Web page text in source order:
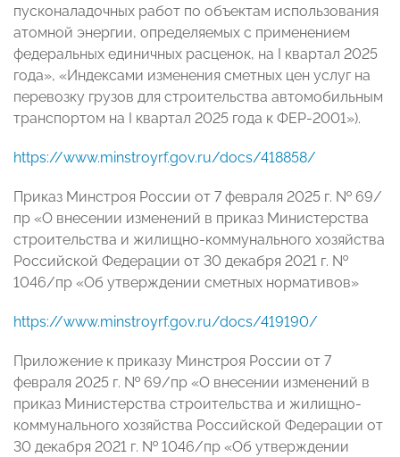
пусконаладочных работ по объектам использования
атомной энергии, определяемых с применением
федеральных единичных расценок, на I квартал 2025
года», «Индексами изменения сметных цен услуг на
перевозку грузов для строительства автомобильным
транспортом на I квартал 2025 года к ФЕР-2001»).
https://www.minstroyrf.gov.ru/docs/418858/
Приказ Минстроя России от 7 февраля 2025 г. № 69/
пр «О внесении изменений в приказ Министерства
строительства и жилищно-коммунального хозяйства
Российской Федерации от 30 декабря 2021 г. №
1046/пр «Об утверждении сметных нормативов»
https://www.minstroyrf.gov.ru/docs/419190/
Приложение к приказу Минстроя России от 7
февраля 2025 г. № 69/пр «О внесении изменений в
приказ Министерства строительства и жилищно-
коммунального хозяйства Российской Федерации от
30 декабря 2021 г. № 1046/пр «Об утверждении